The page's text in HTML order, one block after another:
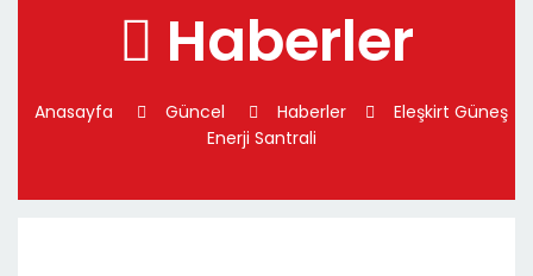
Haberler
Anasayfa Güncel Haberler
Eleşkirt Güneş
Enerji Santrali